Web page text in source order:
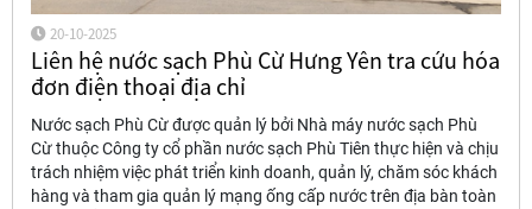
20-10-2025
Liên hệ nước sạch Phù Cừ Hưng Yên tra cứu hóa
đơn điện thoại địa chỉ
Nước sạch Phù Cừ được quản lý bởi Nhà máy nước sạch Phù
Cừ thuộc Công ty cổ phần nước sạch Phù Tiên thực hiện và chịu
trách nhiệm việc phát triển kinh doanh, quản lý, chăm sóc khách
hàng và tham gia quản lý mạng ống cấp nước trên địa bàn toàn